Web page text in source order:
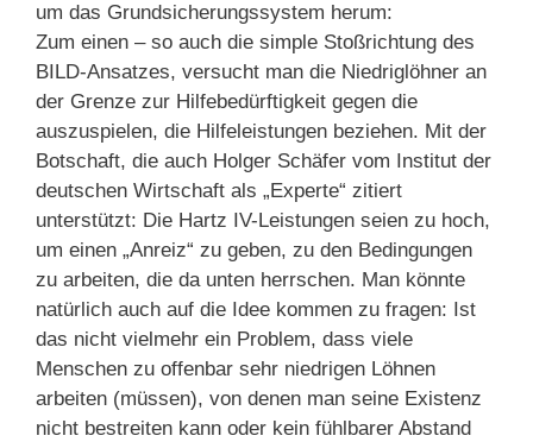
um das Grundsicherungssystem herum:
Zum einen – so auch die simple Stoßrichtung des
BILD-Ansatzes, versucht man die Niedriglöhner an
der Grenze zur Hilfebedürftigkeit gegen die
auszuspielen, die Hilfeleistungen beziehen. Mit der
Botschaft, die auch Holger Schäfer vom Institut der
deutschen Wirtschaft als „Experte“ zitiert
unterstützt: Die Hartz IV-Leistungen seien zu hoch,
um einen „Anreiz“ zu geben, zu den Bedingungen
zu arbeiten, die da unten herrschen. Man könnte
natürlich auch auf die Idee kommen zu fragen: Ist
das nicht vielmehr ein Problem, dass viele
Menschen zu offenbar sehr niedrigen Löhnen
arbeiten (müssen), von denen man seine Existenz
nicht bestreiten kann oder kein fühlbarer Abstand